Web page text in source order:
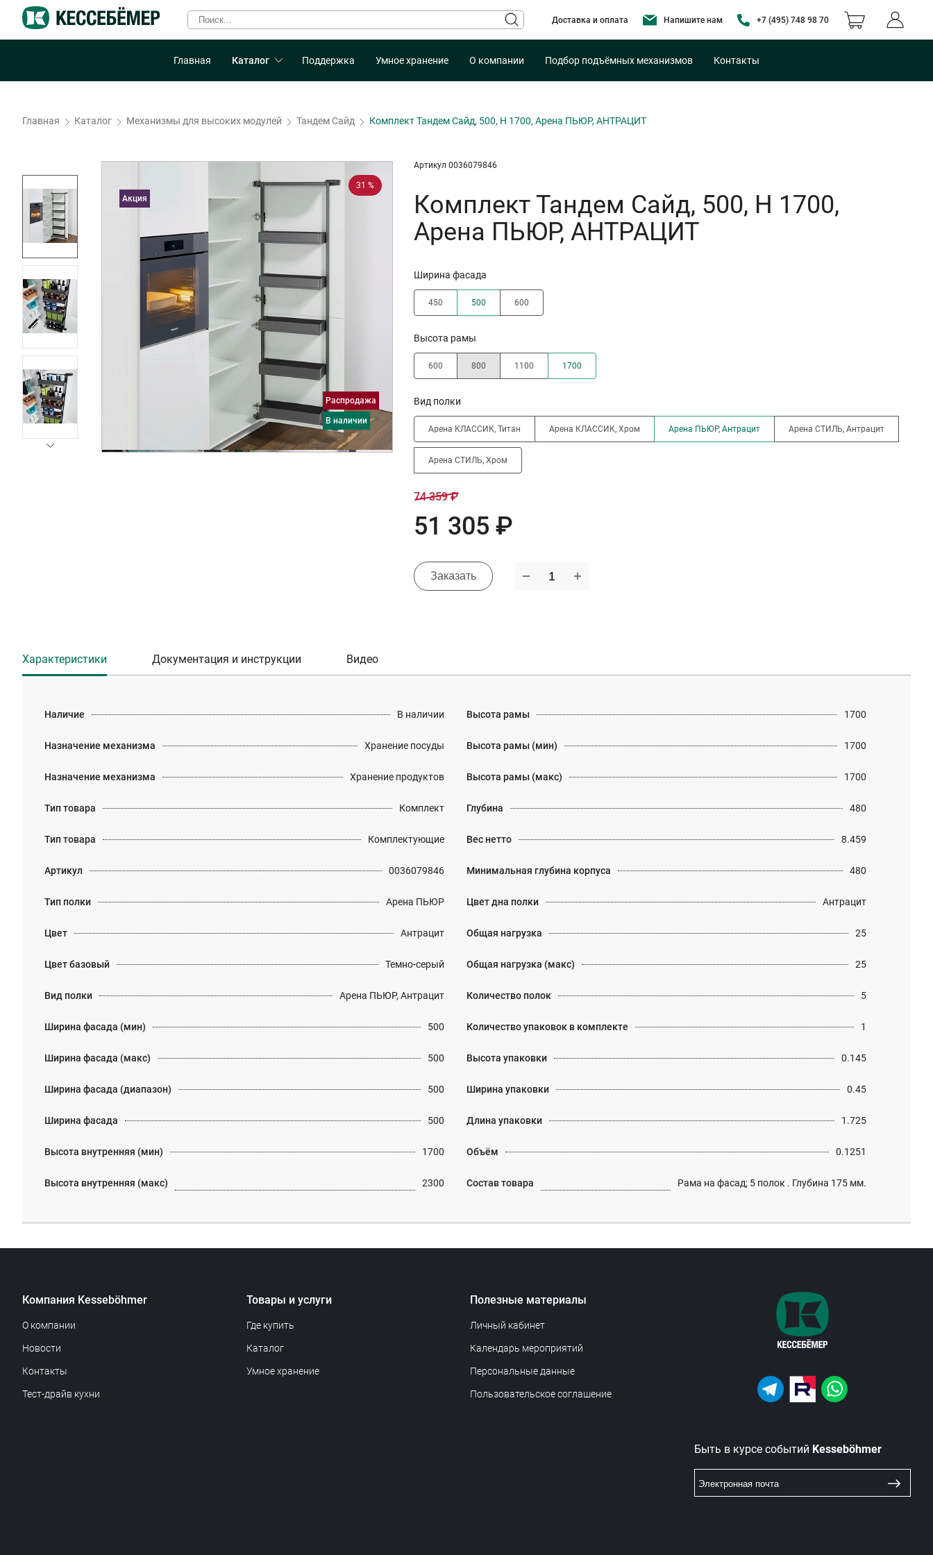
Доставка и оплата Напишите нам +7 (495) 748 98 70
Главная Каталог Поддержка Умное хранение О компании Подбор подъёмных механизмов Контакты
Главная Каталог Механизмы для высоких модулей Тандем Сайд Комплект Тандем Сайд, 500, H 1700, Арена ПЬЮР, АНТРАЦИТ
31 %
Распродажа
в наличии
Акция
Артикул 0036079846
Комплект Тандем Сайд, 500, H 1700,
Арена ПЬЮР, АНТРАЦИТ
Ширина фасада
450 500 600
Высота рамы
600 800 1100 1700
Вид полки
Арена КЛАССИК, Титан Арена КЛАССИК, Хром Арена ПЬЮР, Антрацит Арена СТИЛЬ, Антрацит
Арена СТИЛЬ, Хром
74 359 ₽
51 305 ₽
Заказать
Характеристики Документация и инструкции Видео
Наличие В наличии
Назначение механизма Хранение посуды
Назначение механизма Хранение продуктов
Тип товара Комплект
Тип товара Комплектующие
Артикул 0036079846
Тип полки Арена ПЬЮР
Цвет Антрацит
Цвет базовый Темно-серый
Вид полки Арена ПЬЮР, Антрацит
Ширина фасада (мин) 500
Ширина фасада (макс) 500
Ширина фасада (диапазон) 500
Ширина фасада 500
Высота внутренняя (мин) 1700
Высота внутренняя (макс) 2300
Высота рамы 1700
Высота рамы (мин) 1700
Высота рамы (макс) 1700
Глубина 480
Вес нетто 8.459
Минимальная глубина корпуса 480
Цвет дна полки Антрацит
Общая нагрузка 25
Общая нагрузка (макс) 25
Количество полок 5
Количество упаковок в комплекте 1
Высота упаковки 0.145
Ширина упаковки 0.45
Длина упаковки 1.725
Объём 0.1251
Состав товара Рама на фасад; 5 полок . Глубина 175 мм.
Компания Kesseböhmer
О компании
Новости
Контакты
Тест-драйв кухни
Товары и услуги
Где купить
Каталог
Умное хранение
Полезные материалы
Личный кабинет
Календарь мероприятий
Персональные данные
Пользовательское соглашение
Быть в курсе событий Kesseböhmer